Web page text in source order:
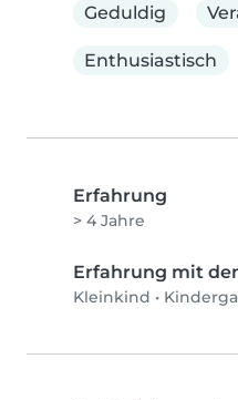
Geduldig
Enthusiastisch
Erfahrung
> 4 Jahre
Erfahrung mit
Kleinkind •